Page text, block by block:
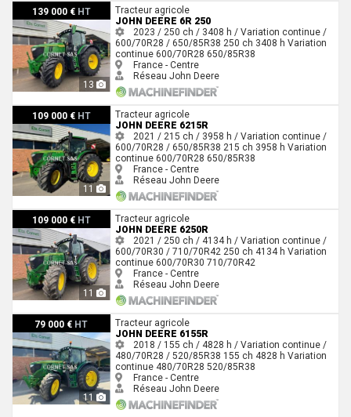
139 000 € HT
13
John Deere 6R 250
Tracteur agricole
JOHN DEERE 6R 250
2023 / 250 ch / 3408 h / Variation continue /
600/70R28 / 650/85R38 250 ch 3408 h Variation
continue 600/70R28 650/85R38
France - Centre
Réseau John Deere
109 000 € HT
11
John Deere 6215R
Tracteur agricole
JOHN DEERE 6215R
2021 / 215 ch / 3958 h / Variation continue /
600/70R28 / 650/85R38 215 ch 3958 h Variation
continue 600/70R28 650/85R38
France - Centre
Réseau John Deere
109 000 € HT
11
John Deere 6250R
Tracteur agricole
JOHN DEERE 6250R
2021 / 250 ch / 4134 h / Variation continue /
600/70R30 / 710/70R42 250 ch 4134 h Variation
continue 600/70R30 710/70R42
France - Centre
Réseau John Deere
79 000 € HT
11
John Deere 6155R
Tracteur agricole
JOHN DEERE 6155R
2018 / 155 ch / 4828 h / Variation continue /
480/70R28 / 520/85R38 155 ch 4828 h Variation
continue 480/70R28 520/85R38
France - Centre
Réseau John Deere